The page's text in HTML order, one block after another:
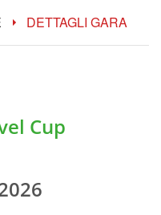
DEI GREEN
PROSSIMI GIORNI
DETTAGLI GARA
Cup